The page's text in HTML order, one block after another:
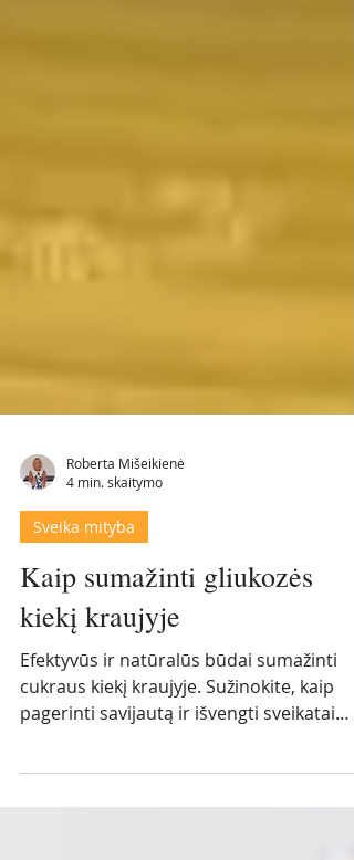
4 min. skaitymo
Sveika mityba
Kaip sumažinti gliukozės
kiekį kraujyje
Efektyvūs ir natūralūs būdai sumažinti
cukraus kiekį kraujyje. Sužinokite, kaip
pavojingų klaidų kasdienėje mityboje.